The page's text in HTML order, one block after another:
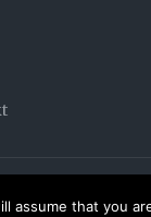
assume that you